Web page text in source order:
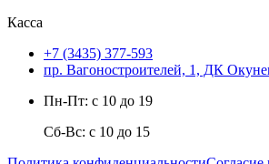
Касса
+7 (3435) 377-593
пр. Вагоностроителей, 1, ДК
Пн-Пт: с 10 до 19
Сб-Вс: с 10 до 15